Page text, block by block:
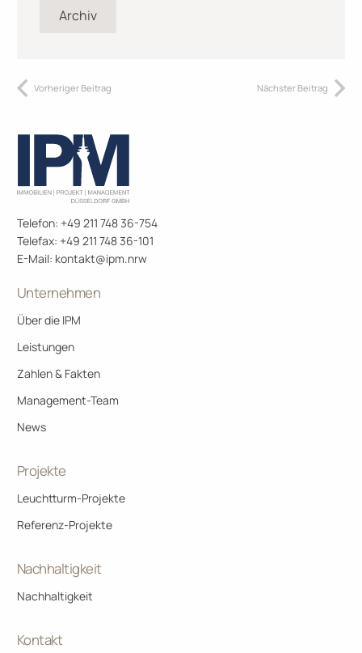
Archiv
Vorheriger Beitrag Nächster Beitrag
Telefon: +49 211 748 36-754
Telefax: +49 211 748 36-101
E-Mail: kontakt@ipm.nrw
Unternehmen
Über die IPM
Leistungen
Zahlen & Fakten
Management-Team
News
Projekte
Leuchtturm-Projekte
Referenz-Projekte
Nachhaltigkeit
Nachhaltigkeit
Kontakt